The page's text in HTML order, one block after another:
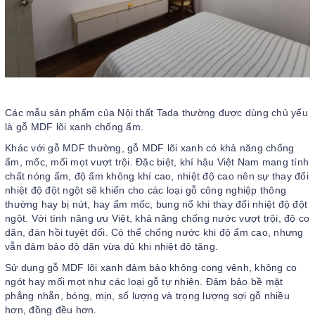
Các mẫu sản phẩm của Nội thất Tada thường được dùng chủ yếu
là gỗ MDF lõi xanh chống ẩm.
Khác với gỗ MDF thường, gỗ MDF lõi xanh có khả năng chống
ẩm, mốc, mối mọt vượt trội. Đặc biệt, khí hậu Việt Nam mang tính
chất nóng ẩm, độ ẩm không khí cao, nhiệt độ cao nên sự thay đổi
nhiệt độ đột ngột sẽ khiến cho các loại gỗ công nghiệp thông
thường hay bị nứt, hay ẩm mốc, bung nổ khi thay đổi nhiệt độ đột
ngột. Với tính năng ưu Việt, khả năng chống nước vượt trội, độ co
dãn, đàn hồi tuyệt đối. Có thể chống nước khi độ ẩm cao, nhưng
vẫn đảm bảo độ dãn vừa đủ khi nhiệt độ tăng.
Sử dụng gỗ MDF lõi xanh đảm bảo không cong vênh, không co
ngót hay mối mọt như các loại gỗ tự nhiên. Đảm bảo bề mặt
phẳng nhẵn, bóng, mịn, số lượng và trọng lượng sợi gỗ nhiều
hơn, đồng đều hơn.